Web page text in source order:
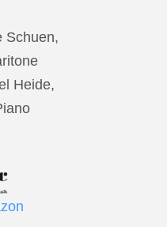
Schuen,
Heide,